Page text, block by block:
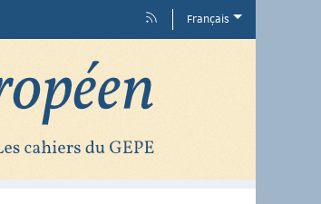
Français